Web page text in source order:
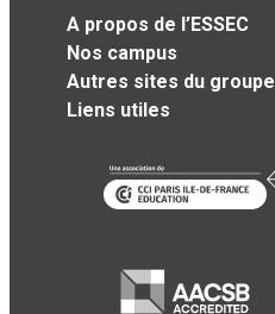
A propos de l’ESSEC
Nos campus
Autres sites du groupe
Liens utiles